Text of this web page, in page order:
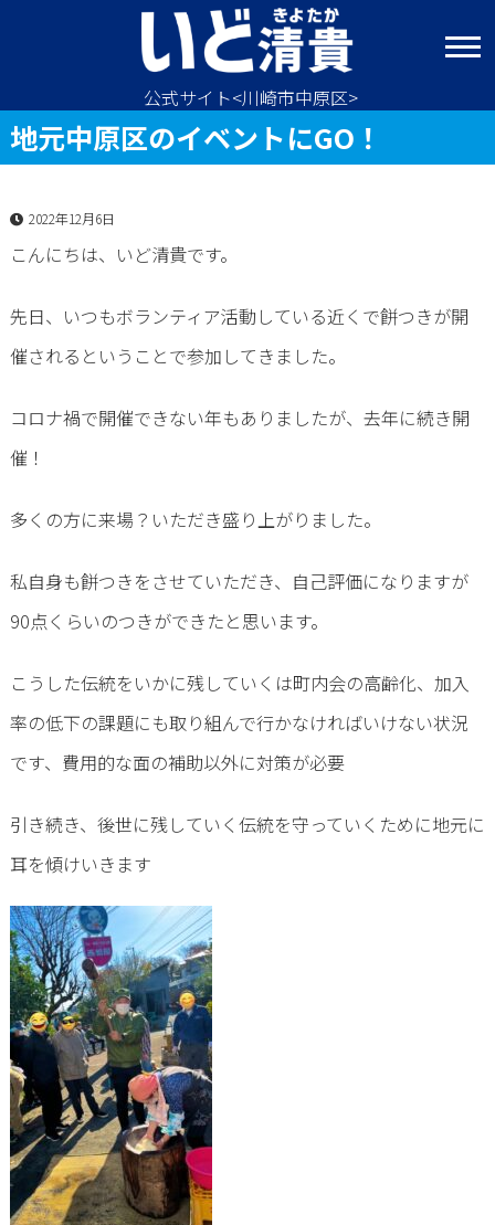
ツ
へ
ス
ッ
プ
公式サイト<川崎市中原区>
地元中原区のイベントにGO！
2022年12月6日
こんにちは、いど清貴です。
先日、いつもボランティア活動している近くで餅つきが開
催されるということで参加してきました。
コロナ禍で開催できない年もありましたが、去年に続き開
催！
多くの方に来場？いただき盛り上がりました。
私自身も餅つきをさせていただき、自己評価になりますが
90点くらいのつきができたと思います。
こうした伝統をいかに残していくは町内会の高齢化、加入
率の低下の課題にも取り組んで行かなければいけない状況
です、費用的な面の補助以外に対策が必要
引き続き、後世に残していく伝統を守っていくために地元に
耳を傾けいきます